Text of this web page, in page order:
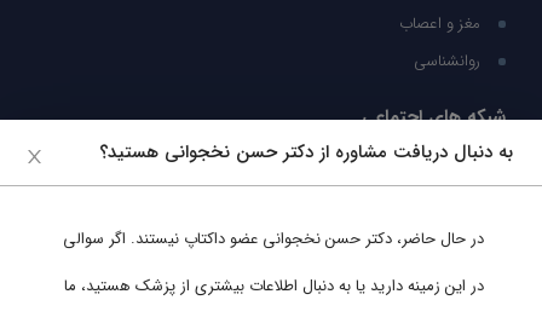
مغز و اعصاب
روانشناسی
شبکه های اجتماعی
ما را در شبکه های اجتماعی دنبال کنید
به دنبال دریافت مشاوره از دکتر حسن نخجوانی هستید؟
در حال حاضر، دکتر حسن نخجوانی عضو داکتاپ نیستند. اگر سوالی
در این زمینه دارید یا به دنبال اطلاعات بیشتری از پزشک هستید، ما